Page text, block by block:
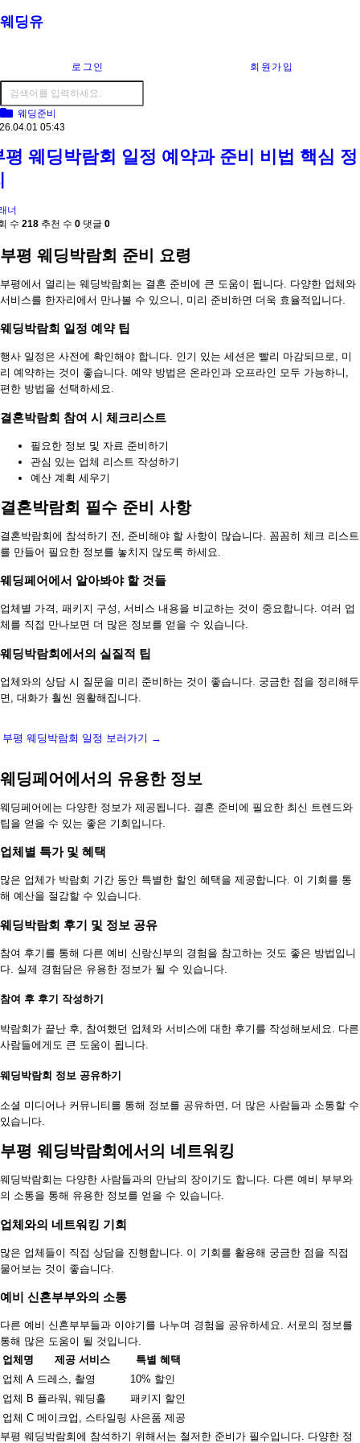
웨딩유
로그인 회원가입
웨딩준비
05:43
평 웨딩박람회 일정 예약과 준비 비법 핵심 정
너
수 218 추천 수 0 댓글 0
부평 웨딩박람회 준비 요령
부평에서 열리는 웨딩박람회는 결혼 준비에 큰 도움이 됩니다. 다양한 업체와
서비스를 한자리에서 만나볼 수 있으니, 미리 준비하면 더욱 효율적입니다.
웨딩박람회 일정 예약 팁
행사 일정은 사전에 확인해야 합니다. 인기 있는 세션은 빨리 마감되므로, 미
리 예약하는 것이 좋습니다. 예약 방법은 온라인과 오프라인 모두 가능하니,
편한 방법을 선택하세요.
결혼박람회 참여 시 체크리스트
필요한 정보 및 자료 준비하기
관심 있는 업체 리스트 작성하기
예산 계획 세우기
결혼박람회 필수 준비 사항
결혼박람회에 참석하기 전, 준비해야 할 사항이 많습니다. 꼼꼼히 체크 리스트
를 만들어 필요한 정보를 놓치지 않도록 하세요.
웨딩페어에서 알아봐야 할 것들
업체별 가격, 패키지 구성, 서비스 내용을 비교하는 것이 중요합니다. 여러 업
체를 직접 만나보면 더 많은 정보를 얻을 수 있습니다.
웨딩박람회에서의 실질적 팁
업체와의 상담 시 질문을 미리 준비하는 것이 좋습니다. 궁금한 점을 정리해두
면, 대화가 훨씬 원활해집니다.
부평 웨딩박람회 일정 보러가기 →
웨딩페어에서의 유용한 정보
웨딩페어에는 다양한 정보가 제공됩니다. 결혼 준비에 필요한 최신 트렌드와
팁을 얻을 수 있는 좋은 기회입니다.
업체별 특가 및 혜택
많은 업체가 박람회 기간 동안 특별한 할인 혜택을 제공합니다. 이 기회를 통
해 예산을 절감할 수 있습니다.
웨딩박람회 후기 및 정보 공유
참여 후기를 통해 다른 예비 신랑신부의 경험을 참고하는 것도 좋은 방법입니
다. 실제 경험담은 유용한 정보가 될 수 있습니다.
참여 후 후기 작성하기
박람회가 끝난 후, 참여했던 업체와 서비스에 대한 후기를 작성해보세요. 다른
사람들에게도 큰 도움이 됩니다.
웨딩박람회 정보 공유하기
소셜 미디어나 커뮤니티를 통해 정보를 공유하면, 더 많은 사람들과 소통할 수
있습니다.
부평 웨딩박람회에서의 네트워킹
웨딩박람회는 다양한 사람들과의 만남의 장이기도 합니다. 다른 예비 부부와
의 소통을 통해 유용한 정보를 얻을 수 있습니다.
업체와의 네트워킹 기회
많은 업체들이 직접 상담을 진행합니다. 이 기회를 활용해 궁금한 점을 직접
물어보는 것이 좋습니다.
예비 신혼부부와의 소통
다른 예비 신혼부부들과 이야기를 나누며 경험을 공유하세요. 서로의 정보를
통해 많은 도움이 될 것입니다.
업체명
제공 서비스
특별 혜택
업체 A 드레스, 촬영
10% 할인
업체 B 플라워, 웨딩홀
패키지 할인
업체 C 메이크업, 스타일링 사은품 제공
부평 웨딩박람회에 참석하기 위해서는 철저한 준비가 필수입니다. 다양한 정